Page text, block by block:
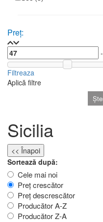
Preț:
Filtreaza
Aplică filtre
Sicilia
<< Înapoi
Sortează după:
Cele mai noi
Preț crescător
Preț descrescător
Producător A-Z
Producător Z-A